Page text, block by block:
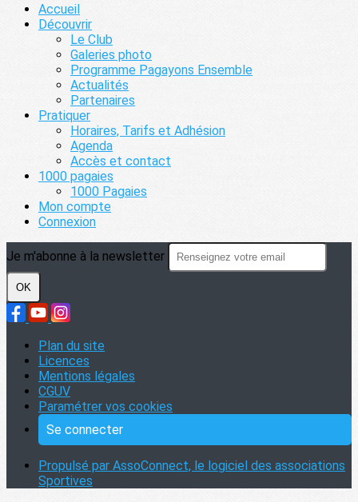
Accueil
Découvrir
Le Club
Galeries photo
Programme Pagayons Ensemble
Actualités
Partenaires
Pratiquer
Horaires, Tarifs et Adhésion
Agenda
Accès et contact
1000 pagaies
1000 Pagaies
Mon compte
Connexion
Je m'abonne à la newsletter
OK
Plan du site
Licences
Mentions légales
CGUV
Paramétrer vos cookies
Se connecter
Propulsé par AssoConnect, le logiciel des associations
Sportives